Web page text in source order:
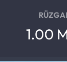
1.00